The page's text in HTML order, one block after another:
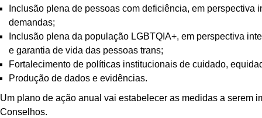
Inclusão plena de pessoas com deficiência, em
demandas;
Inclusão plena da população LGBTQIA+, em perspectiva
e garantia de vida das pessoas trans;
Fortalecimento de políticas institucionais de cuidado,
Produção de dados e evidências.
Um plano de ação anual vai estabelecer as medidas a serem
Conselhos.